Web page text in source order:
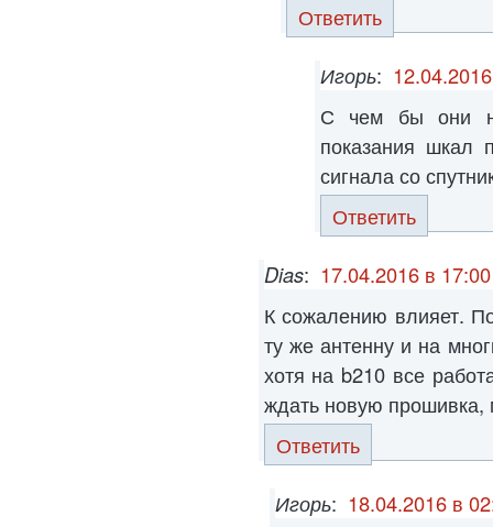
Ответить
Игорь:
С чем бы они
показания шкал
сигнала со
Ответить
Dias: 17.04.2016 в 17:00
К сожалению влияет.
ту же антенну и на
хотя на b210 все
ждать новую прошивка,
Ответить
Игорь: 18.04.2016 в